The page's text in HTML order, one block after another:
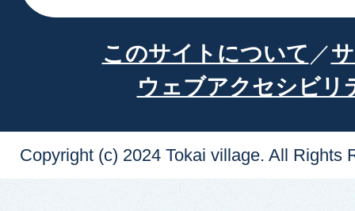
このサイトについて
ウェブアクセシビリ
Copyright (c) 2024 Tokai village. All Rights